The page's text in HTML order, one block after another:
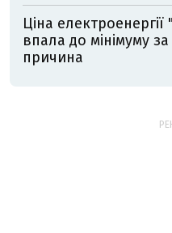
Ціна
впала до мінімуму
причина